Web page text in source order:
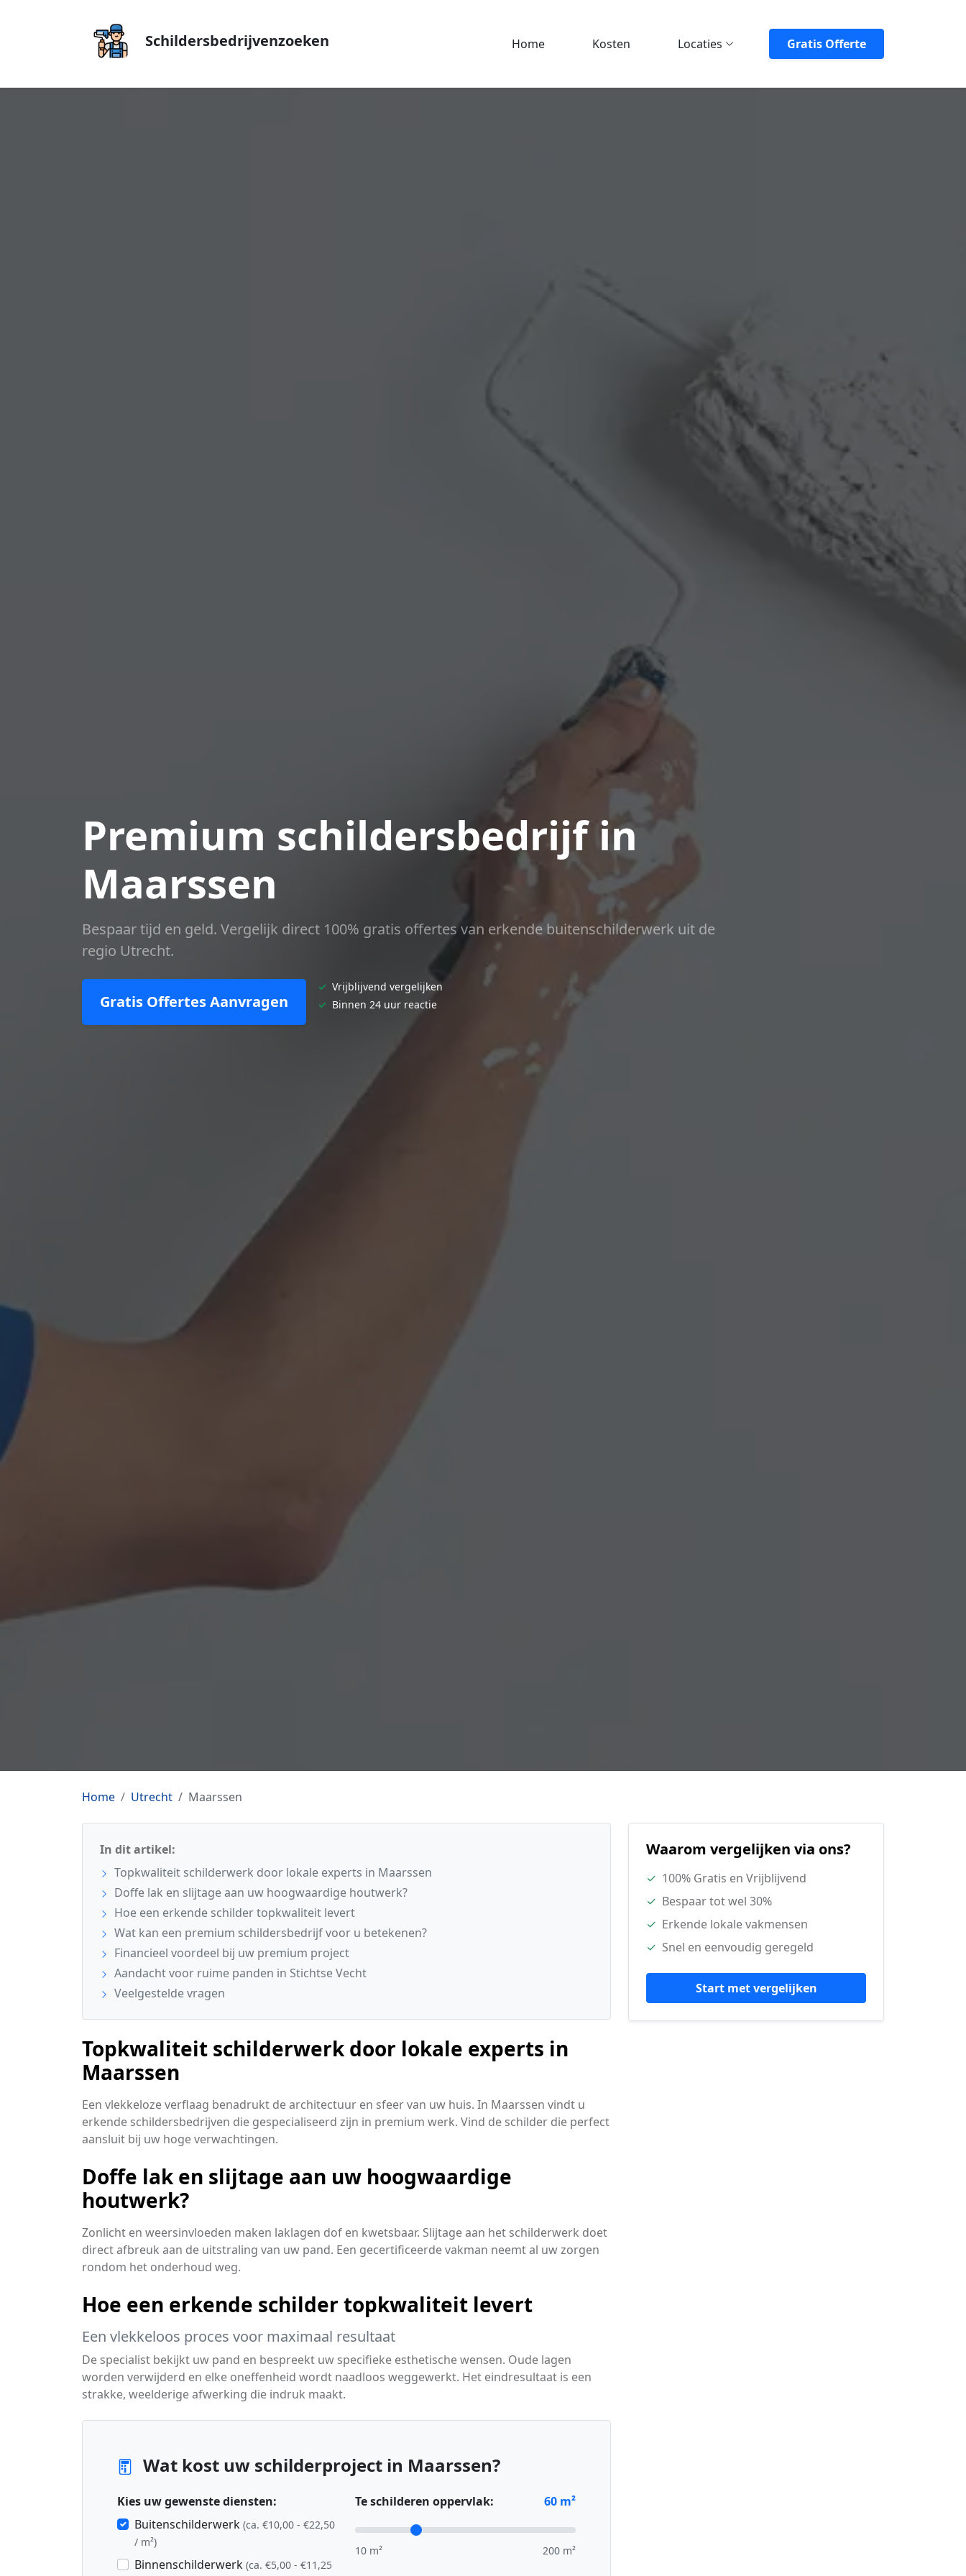
Schildersbedrijvenzoeken Home Kosten Locaties Gratis Offerte
Premium schildersbedrijf in
Maarssen
Bespaar tijd en geld. Vergelijk direct 100% gratis offertes van erkende buitenschilderwerk uit de
regio Utrecht.
Gratis Offertes Aanvragen
✓ Vrijblijvend vergelijken
✓ Binnen 24 uur reactie
Home Utrecht Maarssen
In dit artikel:
Topkwaliteit schilderwerk door lokale experts in Maarssen
Doffe lak en slijtage aan uw hoogwaardige houtwerk?
Hoe een erkende schilder topkwaliteit levert
Wat kan een premium schildersbedrijf voor u betekenen?
Financieel voordeel bij uw premium project
Aandacht voor ruime panden in Stichtse Vecht
Veelgestelde vragen
Topkwaliteit schilderwerk door lokale experts in
Maarssen
Een vlekkeloze verflaag benadrukt de architectuur en sfeer van uw huis. In Maarssen vindt u
erkende schildersbedrijven die gespecialiseerd zijn in premium werk. Vind de schilder die perfect
aansluit bij uw hoge verwachtingen.
Doffe lak en slijtage aan uw hoogwaardige
houtwerk?
Zonlicht en weersinvloeden maken laklagen dof en kwetsbaar. Slijtage aan het schilderwerk doet
direct afbreuk aan de uitstraling van uw pand. Een gecertificeerde vakman neemt al uw zorgen
rondom het onderhoud weg.
Hoe een erkende schilder topkwaliteit levert
Een vlekkeloos proces voor maximaal resultaat
De specialist bekijkt uw pand en bespreekt uw specifieke esthetische wensen. Oude lagen
worden verwijderd en elke oneffenheid wordt naadloos weggewerkt. Het eindresultaat is een
strakke, weelderige afwerking die indruk maakt.
Wat kost uw schilderproject in Maarssen?
Kies uw gewenste diensten:
Buitenschilderwerk (ca. €10,00 - €22,50
/ m²)
Binnenschilderwerk (ca. €5,00 - €11,25
Te schilderen oppervlak: 60 m²
10 m² 200 m²
Waarom vergelijken via ons?
✓ 100% Gratis en Vrijblijvend
✓ Bespaar tot wel 30%
✓ Erkende lokale vakmensen
✓ Snel en eenvoudig geregeld
Start met vergelijken